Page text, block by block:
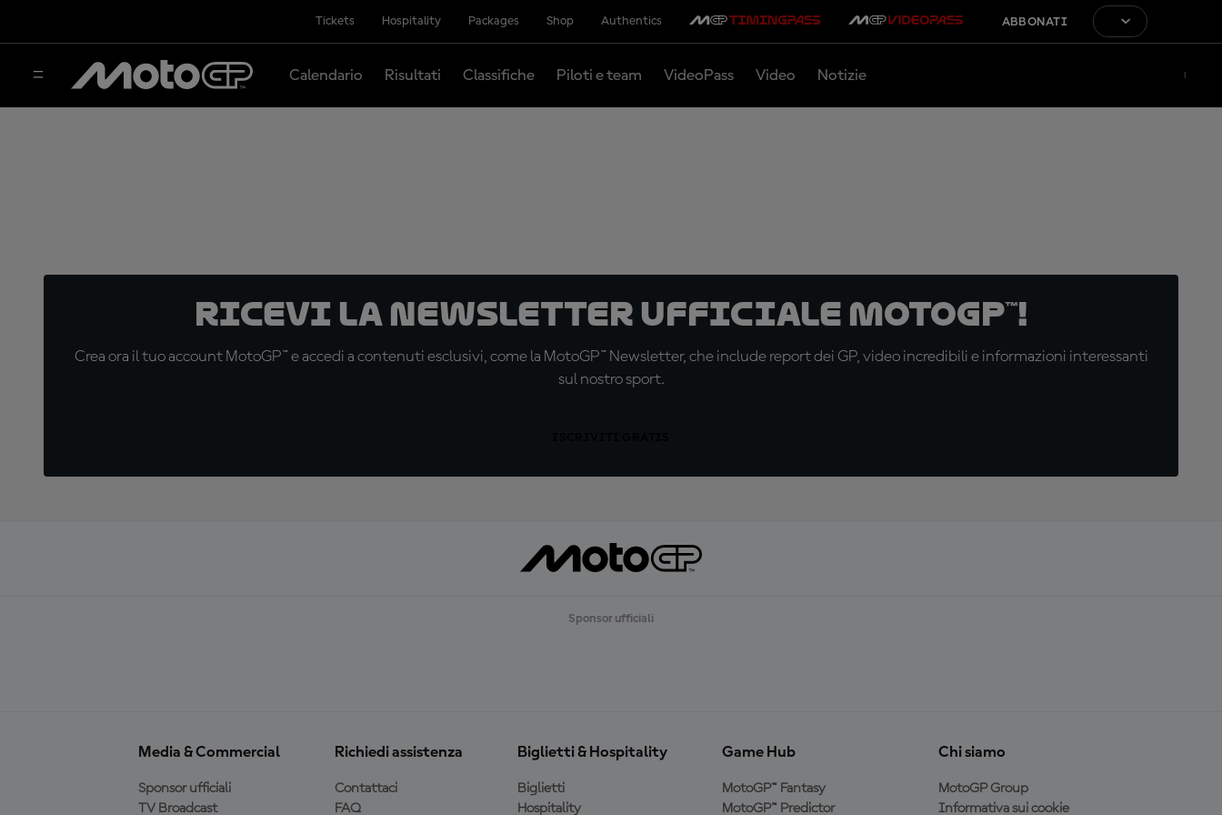
Tickets Hospitality Packages Shop Authentics ABBONATI
Calendario Risultati Classifiche Piloti e team VideoPass Video Notizie
Ricevi la newsletter ufficiale MotoGP™!
Crea ora il tuo account MotoGP™ e accedi a contenuti esclusivi, come la MotoGP™ Newsletter, che include report dei GP, video incredibili e informazioni interessanti
sul nostro sport.
Sponsor ufficiali
Media & Commercial
Sponsor ufficiali
TV Broadcast
Richiedi assistenza
Contattaci
FAQ
Biglietti & Hospitality
Biglietti
Hospitality
Game Hub
MotoGP™ Fantasy
MotoGP™ Predictor
Chi siamo
MotoGP Group
Informativa sui cookie